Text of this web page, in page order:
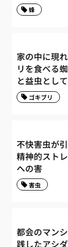
蜂
家の中に現
リを食べる
と益虫とし
ゴキブリ
不快害虫が
精神的スト
への害
害虫
都会のマン
践したアシ